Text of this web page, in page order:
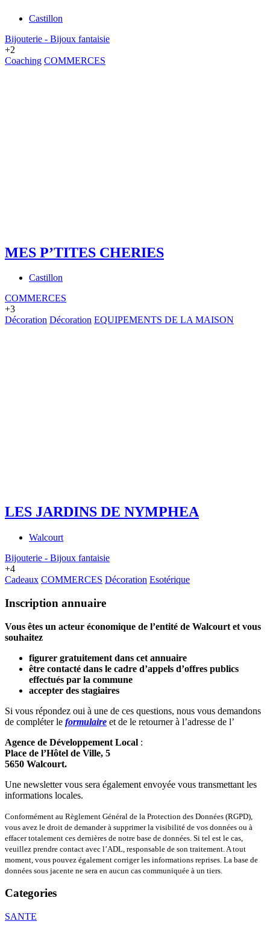
Castillon
Bijouterie - Bijoux fantaisie
+2
Coaching COMMERCES
MES P’TITES CHERIES
Castillon
COMMERCES
+3
Décoration Décoration EQUIPEMENTS DE LA MAISON
LES JARDINS DE NYMPHEA
Walcourt
Bijouterie - Bijoux fantaisie
+4
Cadeaux COMMERCES Décoration Esotérique
Inscription annuaire
Vous êtes un acteur économique de l’entité de Walcourt et vous
souhaitez
figurer gratuitement dans cet annuaire
être contacté dans le cadre d’appels d’offres publics
effectués par la commune
accepter des stagiaires
Si vous répondez oui à une de ces questions, nous vous demandons
de compléter le formulaire et de le retourner à l’adresse de l’
Agence de Développement Local :
Place de l’Hôtel de Ville, 5
5650 Walcourt.
Une newsletter vous sera également envoyée vous transmettant les
informations locales.
Conformément au Règlement Général de la Protection des Données (RGPD),
vous avez le droit de demander à supprimer la visibilité de vos données ou à
effacer totalement ces dernières de notre base de données. Si tel est le cas,
veuillez prendre contact avec l’ADL, responsable de son traitement. A tout
moment, vous pouvez également corriger les informations reprises. La base de
données sous jacente ne sera en aucun cas communiquée à un tiers.
Categories
SANTE